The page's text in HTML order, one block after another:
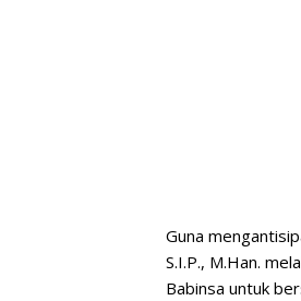
Guna
S.I.P., M.Han.
Babinsa untuk